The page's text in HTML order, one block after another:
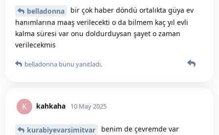
belladonna
bir çok haber döndü ortalıkta güya ev
hanımlarına maaş verilecekti o da bilmem kaç yıl evli
kalma süresi var onu doldurduysan şayet o zaman
verilecekmis
belladonna bunu yanıtladı.
K kahkaha 10 May 2025
kurabiyevarsimitvar
benim de çevremde var